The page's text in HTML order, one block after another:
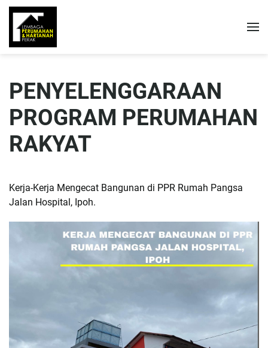
PENYELENGGARAAN
PROGRAM PERUMAHAN
RAKYAT
Kerja-Kerja Mengecat Bangunan di PPR Rumah Pangsa
Jalan Hospital, Ipoh.